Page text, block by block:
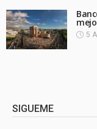
5
SIGUEME